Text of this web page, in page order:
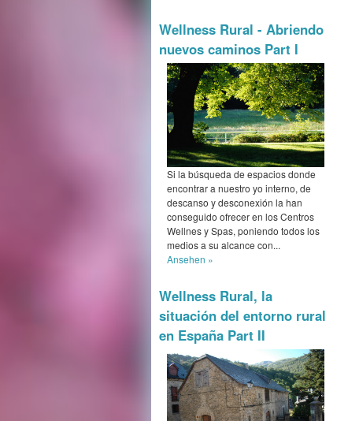
Wellness Rural - Abriendo
nuevos caminos Part I
Si la búsqueda de espacios donde
encontrar a nuestro yo interno, de
descanso y desconexión la han
conseguido ofrecer en los Centros
Wellnes y Spas, poniendo todos los
medios a su alcance con...
Ansehen »
Wellness Rural, la
situación del entorno rural
en España Part II